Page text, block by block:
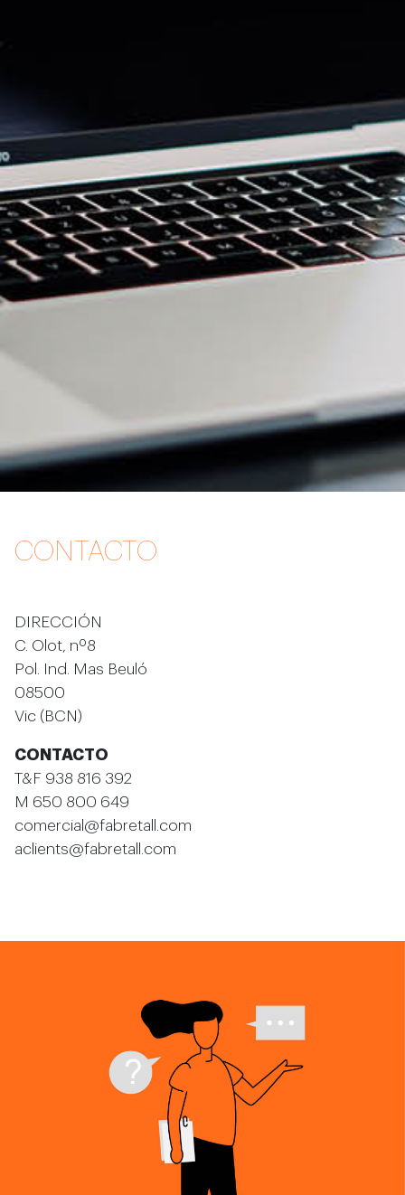
CONTACTO
DIRECCIÓN
C. Olot, nº8
Pol. Ind. Mas Beuló
08500
Vic (BCN)
CONTACTO
T&F 938 816 392
M 650 800 649
comercial@fabretall.com
aclients@fabretall.com